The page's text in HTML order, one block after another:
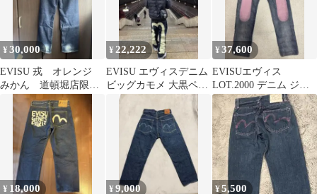
¥30,000
EVISU 戎 オレンジ
みかん 道頓堀店限
定 レア
¥ 22,222
EVISU エヴィスデニム
ビッグカモメ 大黒ペイ
ント swag 30×35
¥37,600
EVISUエヴィス
LOT.2000 デニム ジー
ンズ 30×34 ピンクカモ
メ
¥ 18,000 ¥9,000 ¥5,500